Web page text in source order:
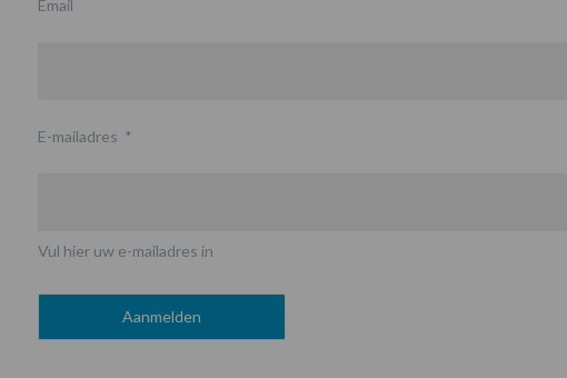
Email
E-mailadres *
Vul hier uw e-mailadres in